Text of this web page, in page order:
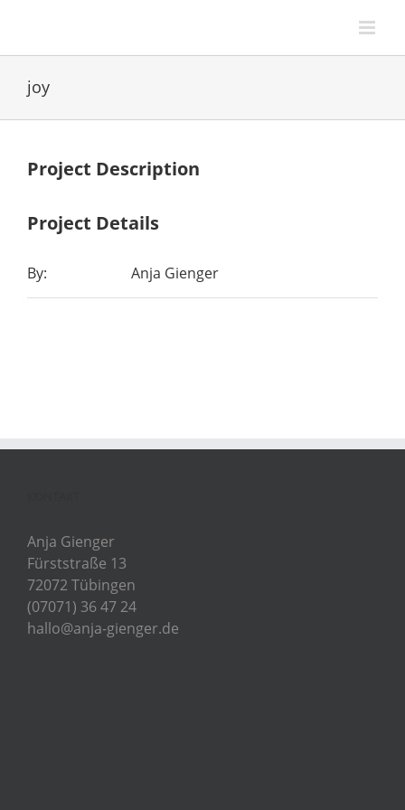
springen
joy
Project Description
Project Details
By: Anja Gienger
Anja Gienger
Fürststraße 13
72072 Tübingen
(07071) 36 47 24
hallo@anja-gienger.de